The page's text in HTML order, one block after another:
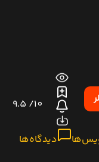
10/
9.5
دیدگاه‌ها